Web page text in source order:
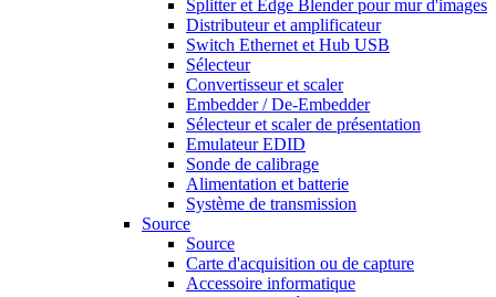
Splitter et Edge Blender pour mur d'images
Distributeur et amplificateur
Switch Ethernet et Hub USB
Sélecteur
Convertisseur et scaler
Embedder / De-Embedder
Sélecteur et scaler de présentation
Emulateur EDID
Sonde de calibrage
Alimentation et batterie
Système de transmission
Source
Source
Carte d'acquisition ou de capture
Accessoire informatique